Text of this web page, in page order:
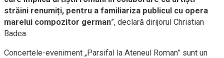
străini renumiți, pentru a familiariza publicul cu opera
marelui compozitor german”, declară dirijorul Christian
Badea.
Concertele-eveniment „Parsifal la Ateneul Roman” sunt un